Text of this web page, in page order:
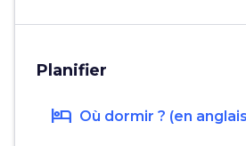
Planifier
hotel Où dormir ? (en